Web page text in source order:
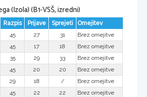
(Izola) (B1-VSŠ, izredni)
Razpis Prijave Sprejeti
Omejitev
45 27 31
Brez omejitve
45 17 18
Brez omejitve
35 29 33
Brez omejitve
45 20 20
Brez omejitve
29 18 /
Brez omejitve
45 22 22
Brez omejitve